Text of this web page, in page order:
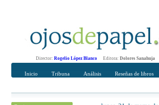
Director: Rogelio López Blanco Editora: Dolores Sanahuja
Inicio Tribuna Análisis Reseñas de libros